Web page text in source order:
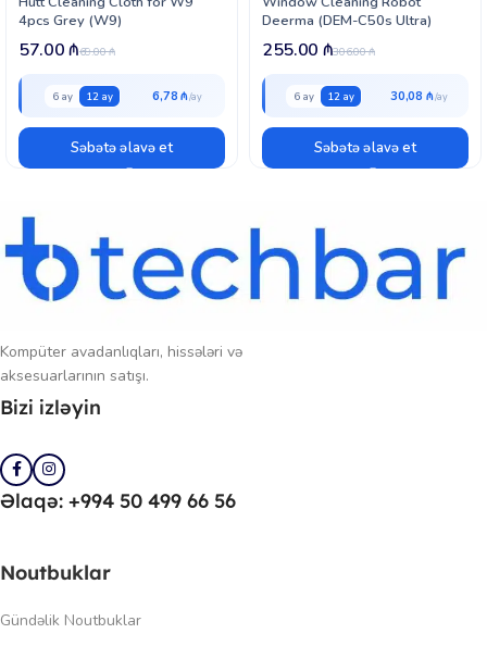
4pcs Grey (W9)
69.00₼
57.00₼
6 ay 12 ay 6,78 ₼
Səbətə əlavə et
Deerma (DEM-C50s Ultra)
306.00₼
255.00 ₼
6 ay 12 ay 30,08 ₼
Səbətə əlavə et
Kompüter avadanlıqları, hissələri və
aksesuarlarının satışı.
Bizi izləyin
Əlaqə: +994 50 499 66 56
Noutbuklar
Gündəlik Noutbuklar